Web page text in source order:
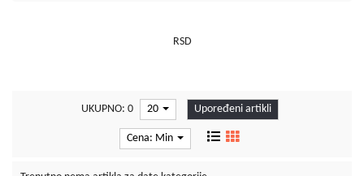
RSD
UKUPNO: 0 20 Upoređeni artikli
Cena: Min